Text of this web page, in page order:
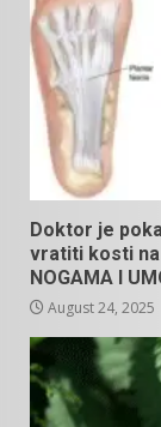
Doktor je
vratiti kosti na
NOGAMA I
August 24, 2025